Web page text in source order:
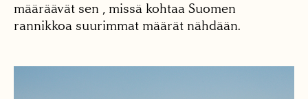
määräävät sen , missä kohtaa Suomen
rannikkoa suurimmat määrät nähdään.